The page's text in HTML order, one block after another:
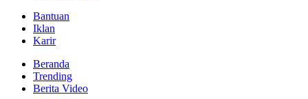
Bantuan
Iklan
Karir
Beranda
Trending
Berita Video